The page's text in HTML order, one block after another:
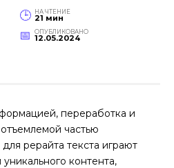
НА ЧТЕНИЕ
21 мин
ОПУБЛИКОВАНО
12.05.2024
переработка и
частью
рерайта текста играют
контента,